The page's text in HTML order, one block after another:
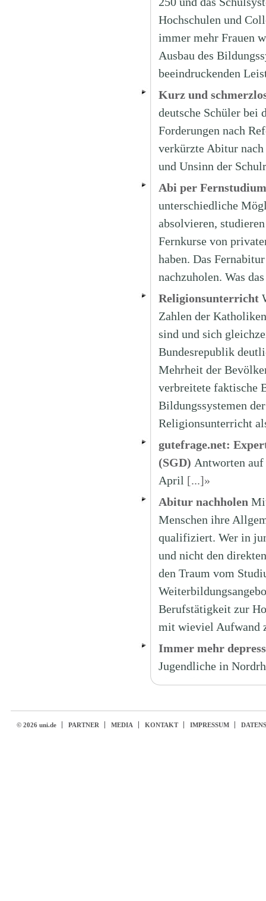
Hochschulen und
immer mehr Frauen
Ausbau des
beeindruckenden
Kurz und
deutsche Schüler bei
Forderungen nach
verkürzte Abitur
und Unsinn der
Abi per
unterschiedliche
absolvieren,
Fernkurse von
haben. Das
nachzuholen. Was
Religionsunterricht
Zahlen der
sind und sich
Bundesrepublik
Mehrheit der
verbreitete faktische
Bildungssystemen
Religionsunterricht
gutefrage.net:
(SGD) Antworten auf
April [...]»
Abitur nachholen
Menschen ihre
qualifiziert. Wer in
und nicht den
den Traum vom
Berufstätigkeit zur
mit wieviel Aufwand
Immer mehr
Jugendliche in
© 2026 uni.de PARTNER MEDIA KONTAKT IMPRESSUM